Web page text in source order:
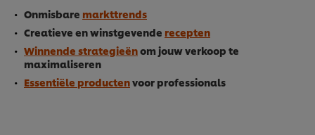
Onmisbare markttrends
Creatieve en winstgevende recepten
Winnende strategieënom jouw verkoop te
maximaliseren
Essentiële productenvoor professionals